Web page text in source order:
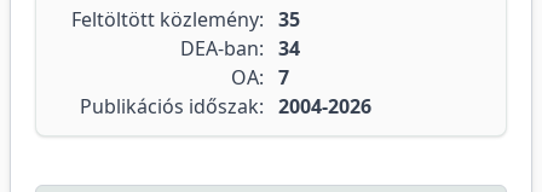
Feltöltött közlemény: 35
DEA-ban: 34
OA: 7
Publikációs időszak: 2004-2026